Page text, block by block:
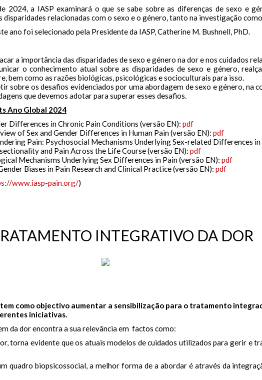
2024, a IASP examinará o que se sabe sobre as diferenças de sexo e
disparidades relacionadas com o sexo e o género, tanto na investigação
ano foi selecionado pela Presidente da IASP, Catherine M. Bushnell, PhD.
a importância das disparidades de sexo e género na dor e nos cuidados
o conhecimento atual sobre as disparidades de sexo e género,
bem como as razões biológicas, psicológicas e socioculturais para isso.
sobre os desafios evidenciados por uma abordagem de sexo e género, na
que devemos adotar para superar esses desafios.
Ano Global 2024
Differences in Chronic Pain Conditions (versão EN): pdf
of Sex and Gender Differences in Human Pain (versão EN): pdf
Pain: Psychosocial Mechanisms Underlying Sex-related Differences in
and Pain Across the Life Course (versão EN): pdf
Mechanisms Underlying Sex Differences in Pain (versão EN): pdf
Biases in Pain Research and Clinical Practice (versão EN): pdf
www.iasp-pain.org/)
INTEGRATIVO DA DOR
como objectivo aumentar a sensibilização para o tratamento
iniciativas.
da dor encontra a sua relevância em factos como:
torna evidente que os atuais modelos de cuidados utilizados para gerir e
quadro biopsicossocial, a melhor forma de a abordar é através da